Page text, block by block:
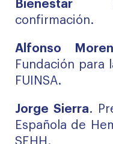
Bienestar
confirmación.
Alfonso
Fundación para
FUINSA.
Jorge Sierra.
Española de
SEHH.